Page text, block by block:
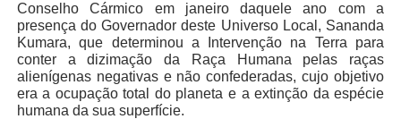
Conselho Cármico em janeiro daquele ano com a
presença do Governador deste Universo Local, Sananda
Kumara, que determinou a Intervenção na Terra para
conter a dizimação da Raça Humana pelas raças
alienígenas negativas e não confederadas, cujo objetivo
era a ocupação total do planeta e a extinção da espécie
humana da sua superfície.